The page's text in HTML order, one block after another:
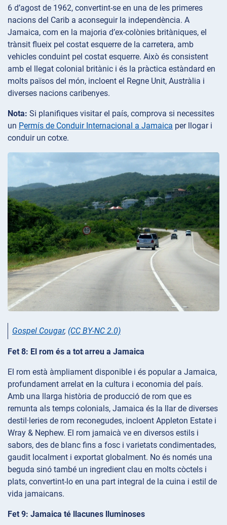
6 d’agost de 1962, convertint-se en una de les primeres
nacions del Carib a aconseguir la independència. A
Jamaica, com en la majoria d’ex-colònies britàniques, el
trànsit flueix pel costat esquerre de la carretera, amb
vehicles conduint pel costat esquerre. Això és consistent
amb el llegat colonial britànic i és la pràctica estàndard en
molts països del món, incloent el Regne Unit, Austràlia i
diverses nacions caribenyes.
Nota: Si planifiques visitar el país, comprova si necessites
un Permís de Conduir Internacional a Jamaica per llogar i
conduir un cotxe.
Gospel Cougar, (CC BY-NC 2.0)
Fet 8: El rom és a tot arreu a Jamaica
El rom està àmpliament disponible i és popular a Jamaica,
profundament arrelat en la cultura i economia del país.
Amb una llarga història de producció de rom que es
remunta als temps colonials, Jamaica és la llar de diverses
destil·leries de rom reconegudes, incloent Appleton Estate i
Wray & Nephew. El rom jamaicà ve en diversos estils i
sabors, des de blanc fins a fosc i varietats condimentades,
gaudit localment i exportat globalment. No és només una
beguda sinó també un ingredient clau en molts còctels i
plats, convertint-lo en una part integral de la cuina i estil de
vida jamaicans.
Fet 9: Jamaica té llacunes lluminoses